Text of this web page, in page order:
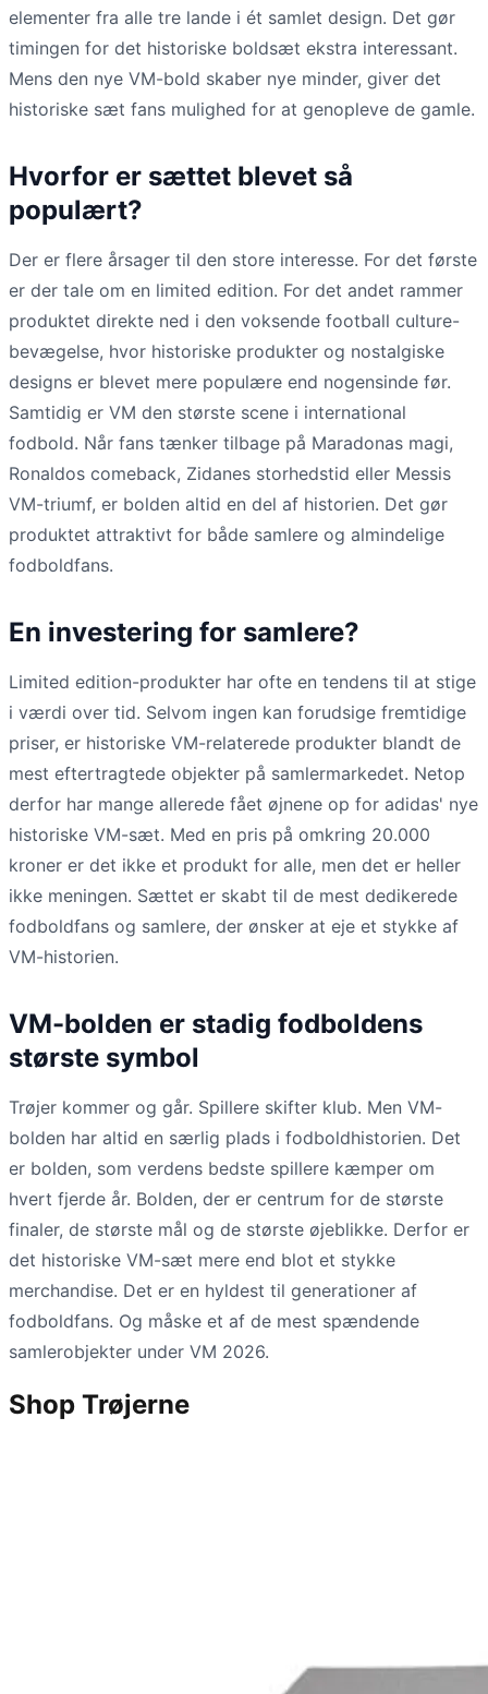
elementer fra alle tre lande i ét samlet design. Det gør
timingen for det historiske boldsæt ekstra interessant.
Mens den nye VM-bold skaber nye minder, giver det
historiske sæt fans mulighed for at genopleve de gamle.
Hvorfor er sættet blevet så
populært?
Der er flere årsager til den store interesse. For det første
er der tale om en limited edition. For det andet rammer
produktet direkte ned i den voksende football culture-
bevægelse, hvor historiske produkter og nostalgiske
designs er blevet mere populære end nogensinde før.
Samtidig er VM den største scene i international
fodbold. Når fans tænker tilbage på Maradonas magi,
Ronaldos comeback, Zidanes storhedstid eller Messis
VM-triumf, er bolden altid en del af historien. Det gør
produktet attraktivt for både samlere og almindelige
fodboldfans.
En investering for samlere?
Limited edition-produkter har ofte en tendens til at stige
i værdi over tid. Selvom ingen kan forudsige fremtidige
priser, er historiske VM-relaterede produkter blandt de
mest eftertragtede objekter på samlermarkedet. Netop
derfor har mange allerede fået øjnene op for adidas' nye
historiske VM-sæt. Med en pris på omkring 20.000
kroner er det ikke et produkt for alle, men det er heller
ikke meningen. Sættet er skabt til de mest dedikerede
fodboldfans og samlere, der ønsker at eje et stykke af
VM-historien.
VM-bolden er stadig fodboldens
største symbol
Trøjer kommer og går. Spillere skifter klub. Men VM-
bolden har altid en særlig plads i fodboldhistorien. Det
er bolden, som verdens bedste spillere kæmper om
hvert fjerde år. Bolden, der er centrum for de største
finaler, de største mål og de største øjeblikke. Derfor er
det historiske VM-sæt mere end blot et stykke
merchandise. Det er en hyldest til generationer af
fodboldfans. Og måske et af de mest spændende
samlerobjekter under VM 2026.
Shop Trøjerne